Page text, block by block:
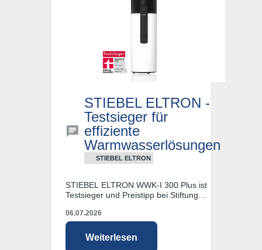
STIEBEL ELTRON
STIEBEL ELTRON -
Testsieger für
effiziente
Warmwasserlösungen
STIEBEL ELTRON WWK-I 300 Plus ist
Testsieger und Preistipp bei Stiftung
(1,5) – Spitzenwert bei Effizienz (COP
4,06) und leisester Betrieb im Test.
06.07.2026
Weiterlesen